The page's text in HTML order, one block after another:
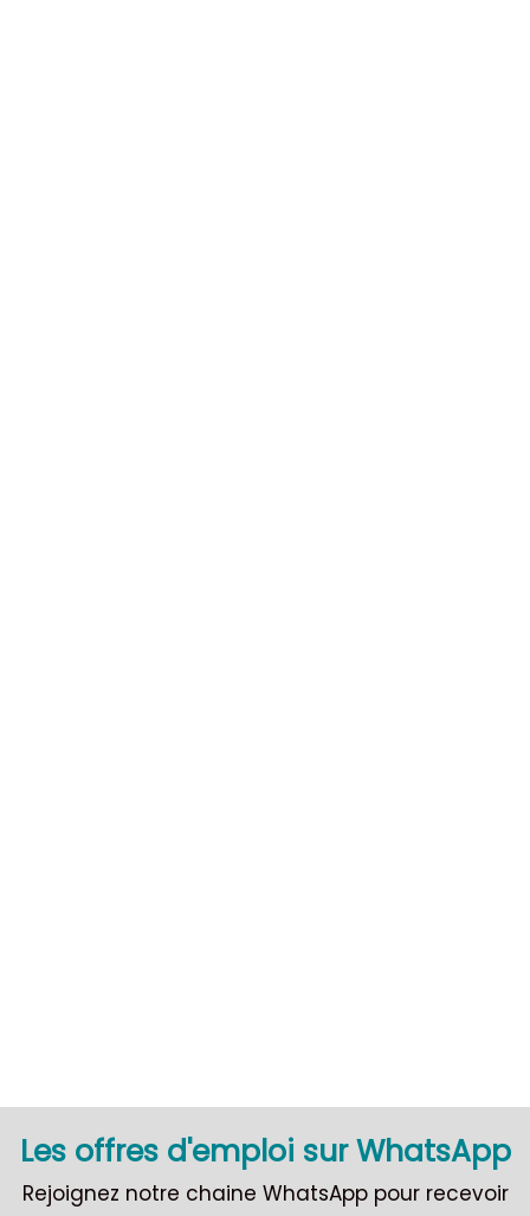
Les offres d'emploi sur WhatsApp
Rejoignez notre chaine WhatsApp pour recevoir